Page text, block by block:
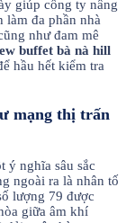
giúp công ty nâng
làm đa phần nhà
như đam mê
buffet bà nà hill
hầu hết kiểm tra
mạng thị trấn
ý nghĩa sâu sắc
ngoài ra là nhân tố
lượng 79 được
giữa âm khí